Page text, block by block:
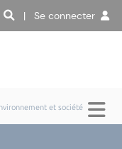
| Se connecter
et société